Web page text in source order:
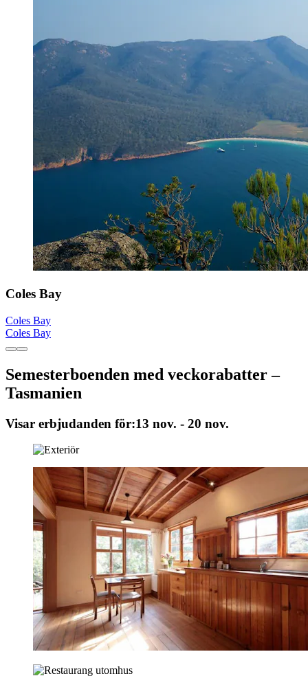
Coles Bay
Coles Bay
Coles Bay
Semesterboenden med veckorabatter –
Tasmanien
Visar erbjudanden för:13 nov. - 20 nov.